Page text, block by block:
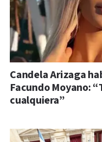
Candela Arizaga
Facundo Moyano:
cualquiera”